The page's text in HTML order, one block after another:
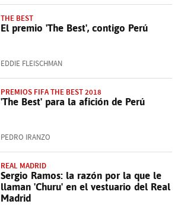
THE BEST
El premio 'The Best', contigo Perú
EDDIE FLEISCHMAN
PREMIOS FIFA THE BEST 2018
'The Best' para la afición de Perú
PEDRO IRANZO
REAL MADRID
Sergio Ramos: la razón por la que le
llaman 'Churu' en el vestuario del Real
Madrid